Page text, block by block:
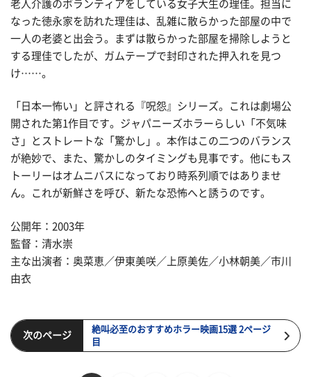
老人介護のボランティアをしている女子大生の理佳。担当に
なった徳永家を訪れた理佳は、乱雑に散らかった部屋の中で
一人の老婆と出会う。まずは散らかった部屋を掃除しようと
する理佳でしたが、ガムテープで封印された押入れを見つ
け……。
「日本一怖い」と評される『呪怨』シリーズ。これは劇場公
開された第1作目です。ジャパニーズホラーらしい「不気味
さ」とストレートな「驚かし」。本作はこの二つのバランス
が絶妙で、また、驚かしのタイミングも見事です。他にもス
トーリーはオムニバスになっており時系列順ではありませ
ん。これが新鮮さを呼び、新たな恐怖へと誘うのです。
公開年：2003年
監督：清水崇
主な出演者：奥菜恵／伊東美咲／上原美佐／小林朝美／市川
由衣
次のページ
絶叫必至のおすすめホラー映画15選 2ページ
目